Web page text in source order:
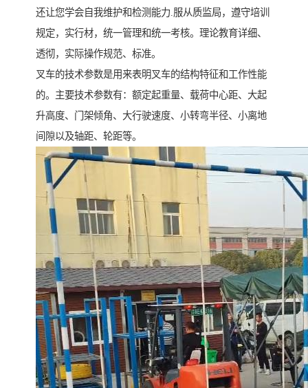
还让您学会自我维护和检测能力.服从质监局，遵守培训
规定，实行材，统一管理和统一考核。理论教育详细、
透彻，实际操作规范、标准。
叉车的技术参数是用来表明叉车的结构特征和工作性能
的。主要技术参数有：额定起重量、载荷中心距、大起
升高度、门架倾角、大行驶速度、小转弯半径、小离地
间隙以及轴距、轮距等。